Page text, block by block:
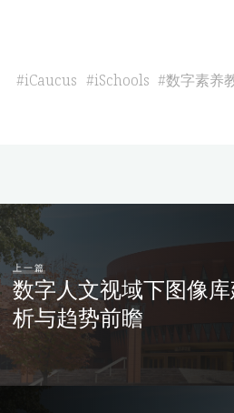
#iCaucus #iSchools #数字素养
上一篇
数字人文视域下图像
析与趋势前瞻